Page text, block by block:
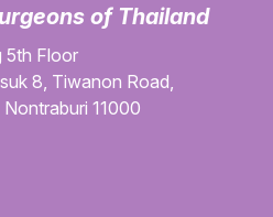
of Thailand
5th Floor
8, Tiwanon Road,
Nontraburi 11000